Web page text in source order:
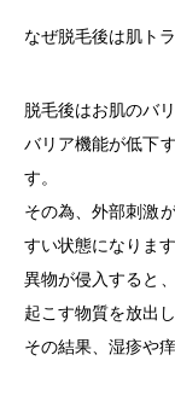
なぜ脱毛後は肌ト
脱毛後はお肌のバ
バリア機能が低下
す。
その為、外部刺激
すい状態になります
異物が侵入すると
起こす物質を放出し
その結果、湿疹や